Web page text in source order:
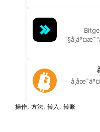
操作, 方法, 转入, 转账